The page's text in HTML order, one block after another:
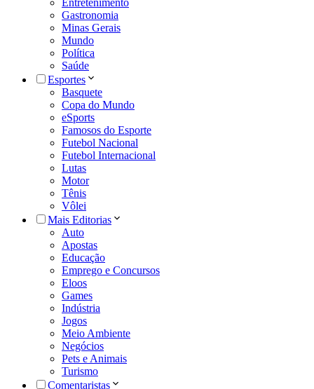
Gastronomia
Minas Gerais
Mundo
Política
Saúde
Esportes
Basquete
Copa do Mundo
eSports
Famosos do Esporte
Futebol Nacional
Futebol Internacional
Lutas
Motor
Tênis
Vôlei
Mais Editorias
Auto
Apostas
Educação
Emprego e Concursos
Eloos
Games
Indústria
Jogos
Meio Ambiente
Negócios
Pets e Animais
Turismo
Comentaristas